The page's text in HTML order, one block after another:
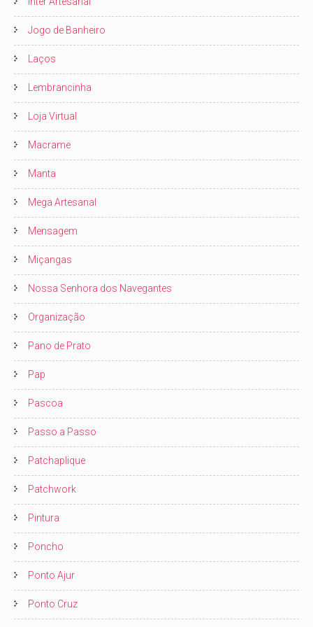
Jogo de Banheiro
Laços
Lembrancinha
Loja Virtual
Macrame
Manta
Mega Artesanal
Mensagem
Miçangas
Nossa Senhora dos Navegantes
Organização
Pano de Prato
Pap
Pascoa
Passo a Passo
Patchaplique
Patchwork
Pintura
Poncho
Ponto Ajur
Ponto Cruz